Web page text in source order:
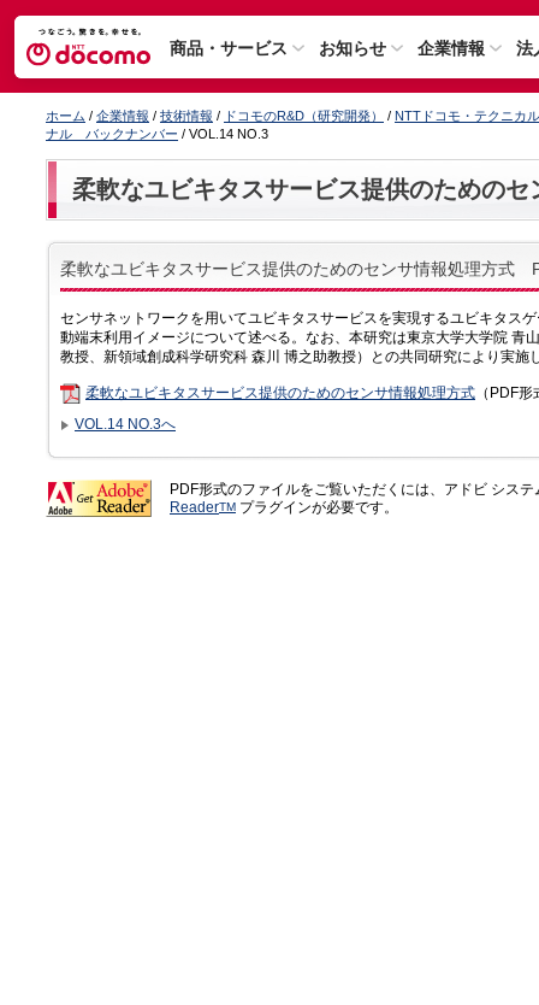
商品・サービス お知らせ 企業情報 法
ホーム / 企業情報 / 技術情報 / ドコモのR&D（研究開発） / NTTドコモ・テクニカ
ナル バックナンバー / VOL.14 NO.3
柔軟なユビキタスサービス提供のためのセ
柔軟なユビキタスサービス提供のためのセンサ情報処理方式
センサネットワークを用いてユビキタスサービスを実現するユビキタス
動端末利用イメージについて述べる。なお、本研究は東京大学大学院 青
教授、新領域創成科学研究科 森川 博之助教授）との共同研究により実施
柔軟なユビキタスサービス提供のためのセンサ情報処理方式 （PDF
VOL.14 NO.3へ
PDF形式のファイルをご覧いただくには、アドビ シス
ReaderTM プラグインが必要です。